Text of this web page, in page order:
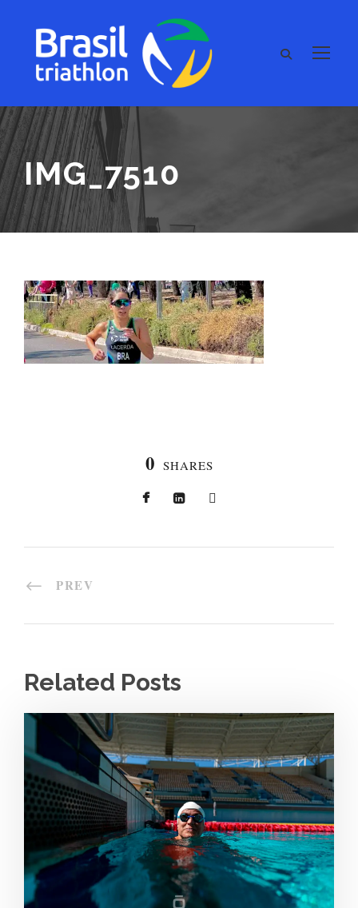
IMG_7510
0 SHARES
PREV
Related Posts